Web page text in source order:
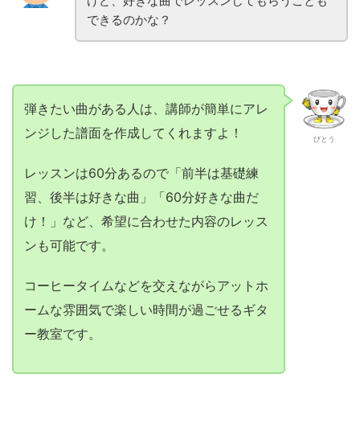
できるのかな？
びとう
弾きたい曲がある人は、講師が簡単にアレ
ンジした譜面を作成してくれますよ！
レッスンは60分あるので「前半は基礎練
習、後半は好きな曲」「60分好きな曲だ
け！」など、希望に合わせた内容のレッス
ンも可能です。
コーヒータイムなどを交えながらアットホ
ームな雰囲気で楽しい時間が過ごせるギタ
ー教室です。